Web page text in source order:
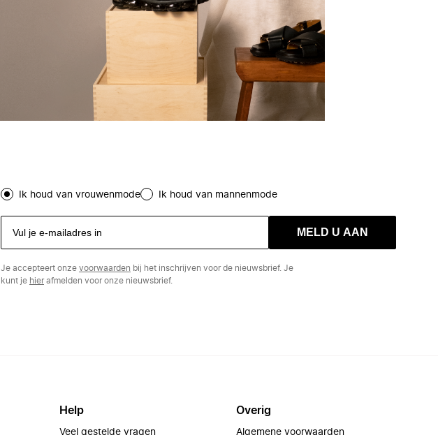
Ik houd van vrouwenmode Ik houd van mannenmode
MELD U AAN
Je accepteert onze voorwaarden bij het inschrijven voor de nieuwsbrief. Je
kunt je hierafmelden voor onze nieuwsbrief.
Help
Veel gestelde vragen
Overig
Algemene voorwaarden